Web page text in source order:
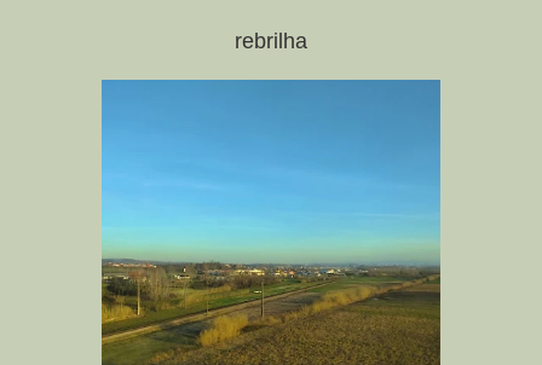
rebrilha